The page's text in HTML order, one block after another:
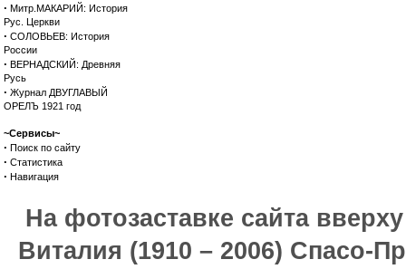
· Митр.МАКАРИЙ: История
Рус. Церкви
· СОЛОВЬЕВ: История
России
· ВЕРНАДСКИЙ: Древняя
Русь
· Журнал ДВУГЛАВЫЙ
ОРЕЛЪ 1921 год
~Сервисы~
· Поиск по сайту
· Статистика
· Навигация
На фотозаставке сайта
Виталия (1910 – 2006) Спасо-